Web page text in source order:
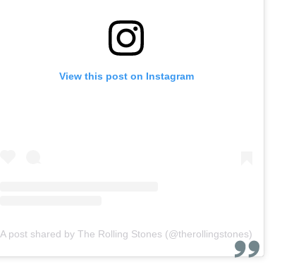
View this post on Instagram
A post shared by The Rolling Stones (@therollingstones)